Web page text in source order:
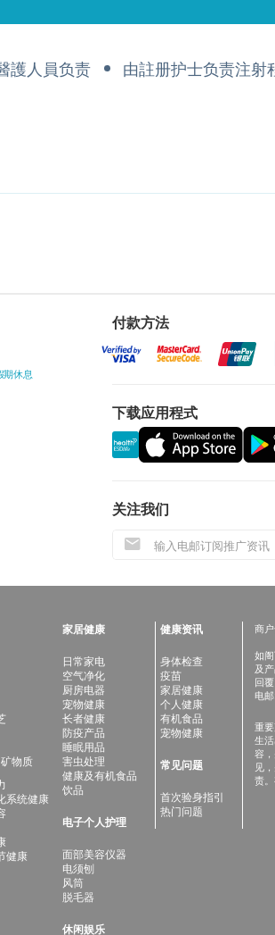
護人員负责
由註册护士负责注射
期休息
付款方法
下载应用程式
关注我们
物质
系统健康
健康
家居健康
日常家电
空气净化
厨房电器
宠物健康
长者健康
防疫产品
睡眠用品
害虫处理
健康及有机食品
饮品
电子个人护理
面部美容仪器
电须刨
风筒
脱毛器
休闲娱乐
健康资讯
身体检查
疫苗
家居健康
个人健康
有机食品
宠物健康
常见问题
首次验身指引
热门问题
商
如
及
回
电邮:
重要
生
容
见
责